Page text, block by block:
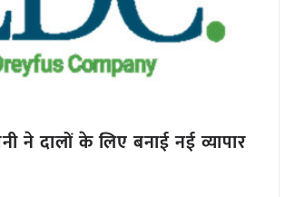
ने दालों के लिए बनाई नई व्यापार